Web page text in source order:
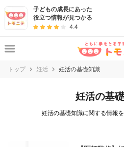
子どもの成長にあった
役立つ情報が見つかる
4.4
トップ 妊活 妊活の基礎知識
妊活の基
妊活の基礎知識に関する情報を